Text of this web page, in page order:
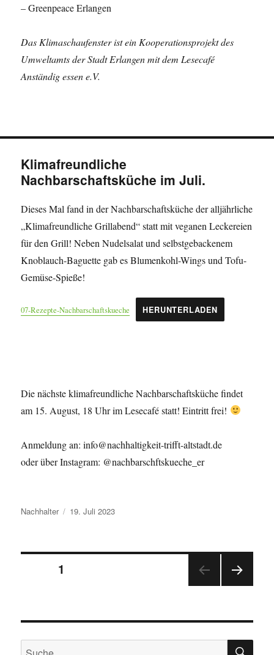
– Greenpeace Erlangen
Das Klimaschaufenster ist ein Kooperationsprojekt des
Umweltamts der Stadt Erlangen mit dem Lesecafé
Anständig essen e.V.
Klimafreundliche
Nachbarschaftsküche im Juli.
Dieses Mal fand in der Nachbarschaftsküche der alljährliche
„Klimafreundliche Grillabend“ statt mit veganen Leckereien
für den Grill! Neben Nudelsalat und selbstgebackenem
Knoblauch-Baguette gab es Blumenkohl-Wings und Tofu-
Gemüse-Spieße!
07-Rezepte-Nachbarschaftskueche HERUNTERLADEN
Die nächste klimafreundliche Nachbarschaftsküche findet
am 15. August, 18 Uhr im Lesecafé statt! Eintritt frei!
Anmeldung an: info@nachhaltigkeit-trifft-altstadt.de
oder über Instagram: @nachbarschftskueche_er
Autor
Nachhalter
Veröffentlicht
19. Juli 2023
Beitragsnavigation
1
E
Suche